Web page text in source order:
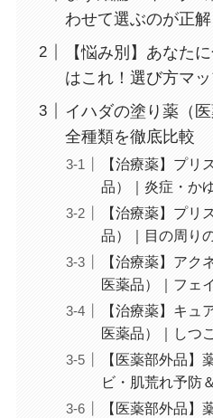
わせて選ぶのが正解
【悩み別】あなた
はこれ！選び方マ
イハダの塗り薬（
全種類を徹底比較
【治療薬】プリ
品）｜炎症・か
【治療薬】プリ
品）｜目の周り
【治療薬】アク
医薬品）｜フェ
【治療薬】キュ
医薬品）｜しつ
【医薬部外品】
ビ・肌荒れ予防
【医薬部外品】